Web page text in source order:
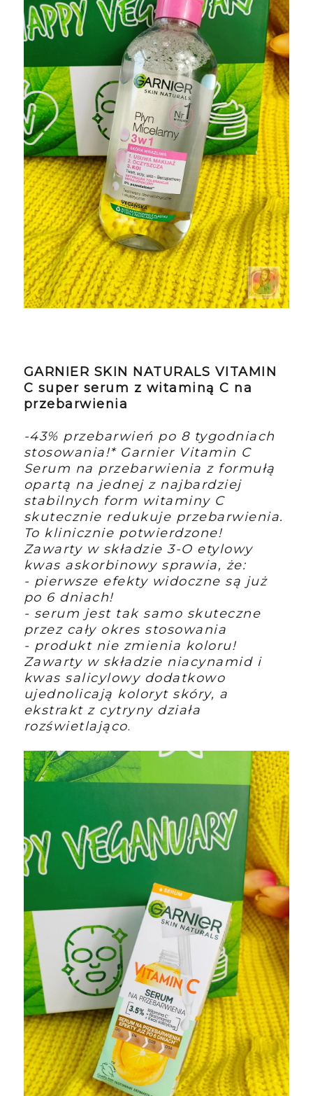
GARNIER SKIN NATURALS VITAMIN
C super serum z witaminą C na
przebarwienia
-43% przebarwień po 8 tygodniach
stosowania!* Garnier Vitamin C
Serum na przebarwienia z formułą
opartą na jednej z najbardziej
stabilnych form witaminy C
skutecznie redukuje przebarwienia.
To klinicznie potwierdzone!
Zawarty w składzie 3-O etylowy
kwas askorbinowy sprawia, że:
- pierwsze efekty widoczne są już
po 6 dniach!
- serum jest tak samo skuteczne
przez cały okres stosowania
- produkt nie zmienia koloru!
Zawarty w składzie niacynamid i
kwas salicylowy dodatkowo
ujednolicają koloryt skóry, a
ekstrakt z cytryny działa
rozświetlająco.